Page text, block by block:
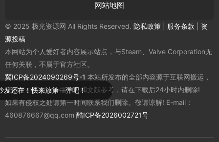
网站地图
© 2025 极光资源网 All Rights Reserved. 隐私政策 服务条款
资
源投稿
本网站为个人爱好者内容展示站点，与Steam、Valve Corporation无
任何关联，不属于官方社区。
冀ICP备2024090269号-1 本站所发布的全部内容源于互联网搬运，
仅限于小范围内传播学习和文献参考，请在下载后24小时内删除!
如果有侵权之处请第一时间联系我们删除。敬请谅解! E-mail：
460876667@qq.com 酷ICP备2026002721号
快来放第一弹吧！